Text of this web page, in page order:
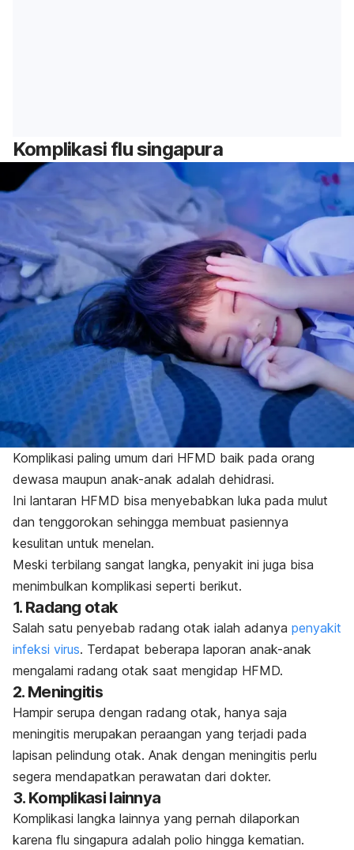
Komplikasi flu singapura
Komplikasi paling umum dari HFMD baik pada orang
dewasa maupun anak-anak adalah dehidrasi.
Ini lantaran HFMD bisa menyebabkan luka pada mulut
dan tenggorokan sehingga membuat pasiennya
kesulitan untuk menelan.
Meski terbilang sangat langka, penyakit ini juga bisa
menimbulkan komplikasi seperti berikut.
1. Radang otak
Salah satu penyebab radang otak ialah adanya penyakit
infeksi virus. Terdapat beberapa laporan anak-anak
mengalami radang otak saat mengidap HFMD.
2. Meningitis
Hampir serupa dengan radang otak, hanya saja
meningitis merupakan peraangan yang terjadi pada
lapisan pelindung otak. Anak dengan meningitis perlu
segera mendapatkan perawatan dari dokter.
3. Komplikasi lainnya
Komplikasi langka lainnya yang pernah dilaporkan
karena flu singapura adalah polio hingga kematian.